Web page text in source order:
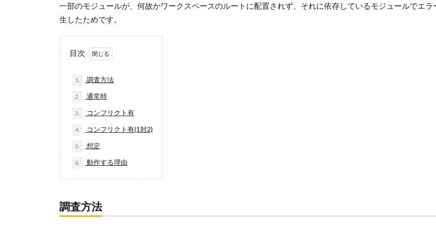
一部のモジュールが、何故かワークスペースのルートに配置されず、それに依存しているモジュールでエラ
生したためです。
目次
1. 調査方法
2. 通常時
3. コンフリクト有
4. コンフリクト有(1対2)
5. 想定
6. 動作する理由
調査方法